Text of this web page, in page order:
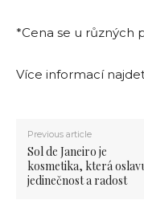
*Cena se u různých
Více informací
Previous article
Sol de Janeiro je
kosmetika, která
jedinečnost a radost